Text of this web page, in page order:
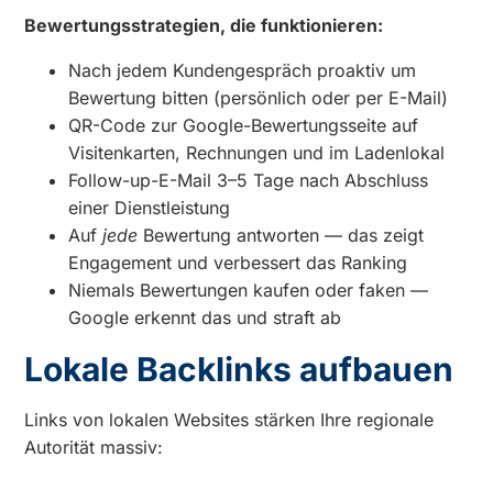
Bewertungsstrategien, die funktionieren:
Nach jedem Kundengespräch proaktiv um
Bewertung bitten (persönlich oder per E-Mail)
QR-Code zur Google-Bewertungsseite auf
Visitenkarten, Rechnungen und im Ladenlokal
Follow-up-E-Mail 3–5 Tage nach Abschluss
einer Dienstleistung
Aufjede Bewertung antworten — das zeigt
Engagement und verbessert das Ranking
Niemals Bewertungen kaufen oder faken —
Google erkennt das und straft ab
Lokale Backlinks aufbauen
Links von lokalen Websites stärken Ihre regionale
Autorität massiv: